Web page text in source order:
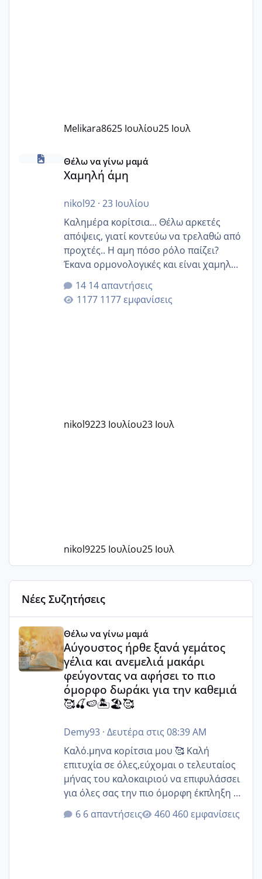
Melikara8625 Ιουλίου25 Ιουλ
Χαμηλή άμη
Θέλω να γίνω μαμά
Χαμηλή άμη
nikol92· 23 Ιουλίου
Καλημέρα κορίτσια... Θέλω αρκετές
απόψεις, γιατί κοντεύω να τρελαθώ από
προχτές.. Η αμη πόσο ρόλο παίζει?
Έκανα ορμονολογικές και είναι χαμηλή
για την ηλικία μου.. Είχα ήδη μια
εγκυμοσύνη, που έπρεπε να τερματιστεί
στην 27η εβδομάδα και προσπαθώ 7
14 απαντήσεις
1177 εμφανίσεις
nikol9223 Ιουλίου23 Ιουλ
nikol9225 Ιουλίου25 Ιουλ
Νέες Συζητήσεις
Αύγουστος ήρθε ξανά γεμάτος γέλια και ανεμελιά
Θέλω να γίνω μαμά
Αύγουστος ήρθε ξανά γεμάτος
γέλια και ανεμελιά μακάρι
φεύγοντας να αφήσει το πιο
όμορφο δωράκι για την καθεμιά
🥰🍒🍉🏝️🏖️🥰
Demy93· Δευτέρα στις 08:39 AM
Καλό.μηνα κορίτσια μου 🥰 Καλή
επιτυχία σε όλες,εύχομαι ο τελευταίος
μήνας του καλοκαιριού να επιφυλάσσει
για όλες σας την πιο όμορφη έκπληξη 🧿
@Elk @Melikara86 @Παρασκευαιδου
@Zenia z @melitiniღ @Christi.D.
6 απαντήσεις 460 εμφανίσεις